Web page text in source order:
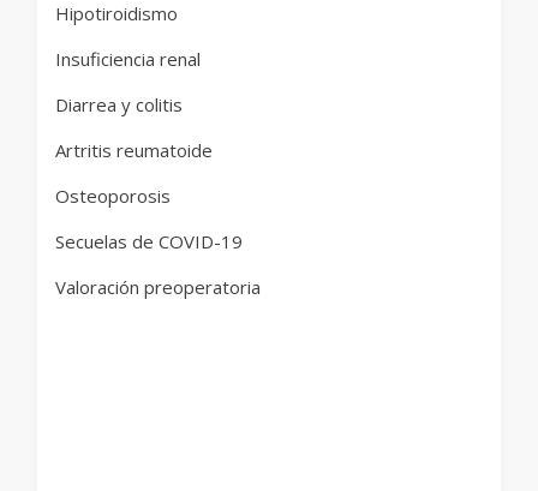
Hipotiroidismo
Insuficiencia renal
Diarrea y colitis
Artritis reumatoide
Osteoporosis
Secuelas de COVID-19
Valoración preoperatoria